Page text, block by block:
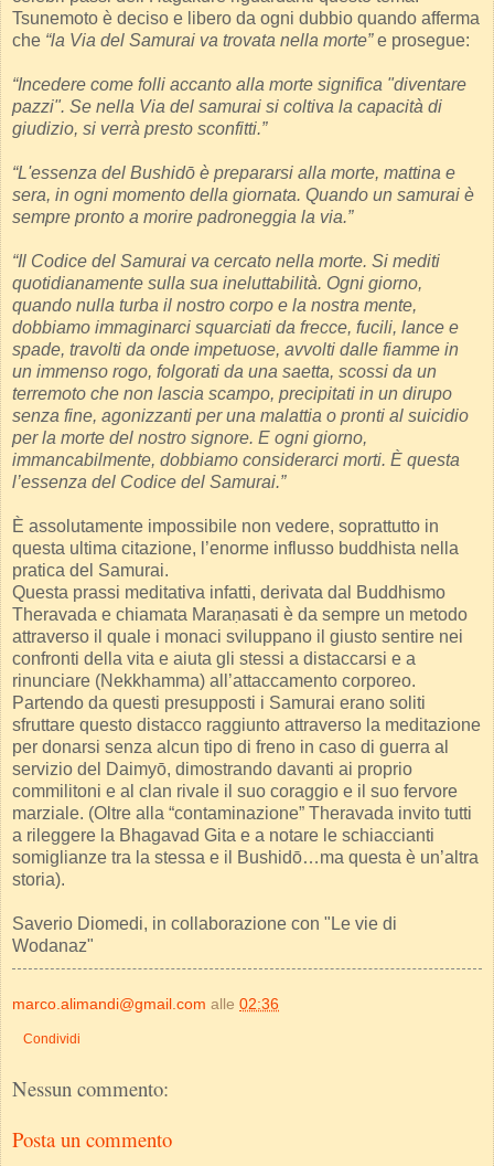
Tsunemoto è deciso e libero da ogni dubbio quando afferma
che “la Via del Samurai va trovata nella morte”e prosegue:
“Incedere come folli accanto alla morte significa "diventare
pazzi". Se nella Via del samurai si coltiva la capacità di
giudizio, si verrà presto sconfitti.”
“L'essenza del Bushidō è prepararsi alla morte, mattina e
sera, in ogni momento della giornata. Quando un samurai è
sempre pronto a morire padroneggia la via.”
“Il Codice del Samurai va cercato nella morte. Si mediti
quotidianamente sulla sua ineluttabilità. Ogni giorno,
quando nulla turba il nostro corpo e la nostra mente,
dobbiamo immaginarci squarciati da frecce, fucili, lance e
spade, travolti da onde impetuose, avvolti dalle fiamme in
un immenso rogo, folgorati da una saetta, scossi da un
terremoto che non lascia scampo, precipitati in un dirupo
senza fine, agonizzanti per una malattia o pronti al suicidio
per la morte del nostro signore. E ogni giorno,
immancabilmente, dobbiamo considerarci morti. È questa
l’essenza del Codice del Samurai.”
È assolutamente impossibile non vedere, soprattutto in
questa ultima citazione, l’enorme influsso buddhista nella
pratica del Samurai.
Questa prassi meditativa infatti, derivata dal Buddhismo
Theravada e chiamata Maraṇasati è da sempre un metodo
attraverso il quale i monaci sviluppano il giusto sentire nei
confronti della vita e aiuta gli stessi a distaccarsi e a
rinunciare (Nekkhamma) all’attaccamento corporeo.
Partendo da questi presupposti i Samurai erano soliti
sfruttare questo distacco raggiunto attraverso la meditazione
per donarsi senza alcun tipo di freno in caso di guerra al
servizio del Daimyō, dimostrando davanti ai proprio
commilitoni e al clan rivale il suo coraggio e il suo fervore
marziale. (Oltre alla “contaminazione” Theravada invito tutti
a rileggere la Bhagavad Gita e a notare le schiaccianti
somiglianze tra la stessa e il Bushidō…ma questa è un’altra
storia).
Saverio Diomedi, in collaborazione con "Le vie di
Wodanaz"
marco.alimandi@gmail.com alle 02:36
Condividi
Nessun commento:
Posta un commento